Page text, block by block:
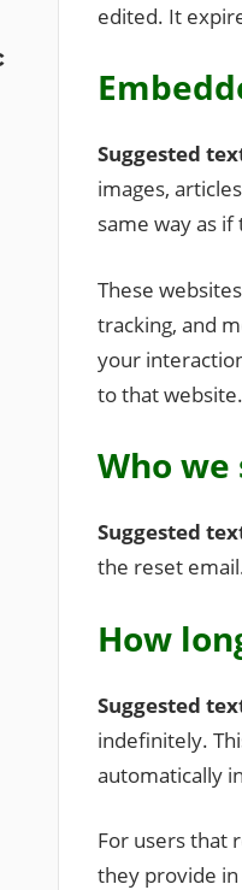
edited. It
Suggested
images,
same way as
These
tracking, and
your
to that website.
Who
Suggested
the reset
How
Suggested
indefinitely.
automatically
For users that
they provide